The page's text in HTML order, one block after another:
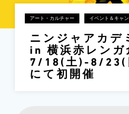
アート・カルチャー イベント＆キャ
ニンジャアカデ
in 横浜赤レンガ
7/18(土)-8/23(
にて初開催